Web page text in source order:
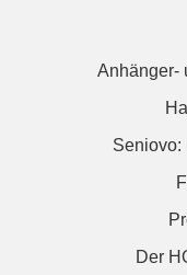
Anhänger-
Seniovo:
Der